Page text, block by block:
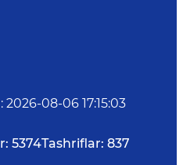
: 2026-08-06 17:15:03
5374Tashriflar: 837